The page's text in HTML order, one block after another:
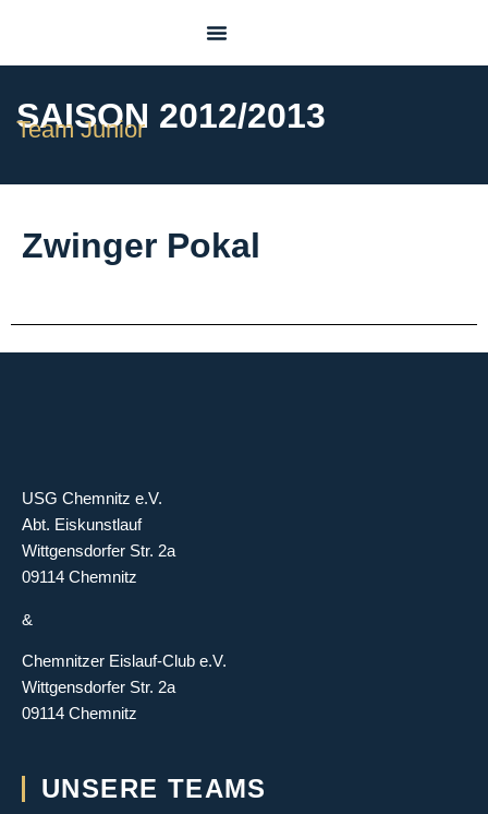
SAISON 2012/2013
Team Junior
Zwinger Pokal
USG Chemnitz e.V.
Abt. Eiskunstlauf
Wittgensdorfer Str. 2a
09114 Chemnitz
&
Chemnitzer Eislauf-Club e.V.
Wittgensdorfer Str. 2a
09114 Chemnitz
UNSERE TEAMS